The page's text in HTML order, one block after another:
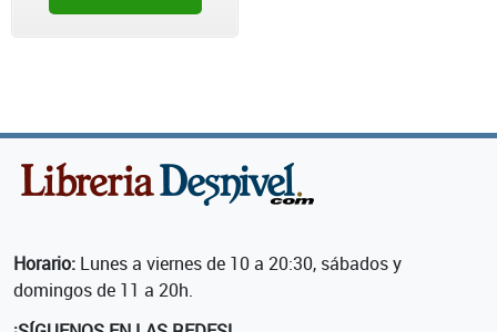
Horario: Lunes a viernes de 10 a 20:30, sábados y
domingos de 11 a 20h.